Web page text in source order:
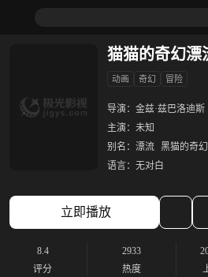
猫猫的奇幻漂
动画 奇幻 冒险
导演： 金兹·兹巴洛迪斯
主演： 未知
别名： 漂流 黑猫的奇
语言： 无对白
立即播放
8.4
评分
2933
热度